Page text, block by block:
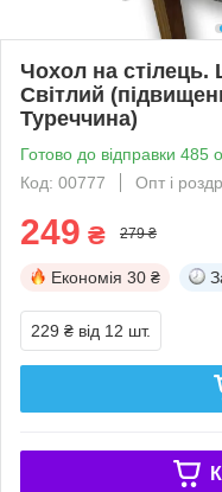
Чохол на стілець.
Світлий
Туреччина)
Готово до відправки 485
Код: 00777
Опт і
249 ₴ 279 ₴
Економія 30 ₴
229 ₴ від 12 шт.